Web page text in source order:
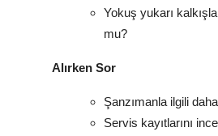
Yokuş yukarı
mu?
Alırken Sor
Şanzımanla ilgili
Servis kayıtlarını